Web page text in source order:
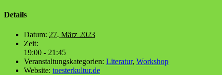
Details
Datum: 27. März 2023
Zeit:
19:00 - 21:45
Veranstaltungskategorien: Literatur, Workshop
Website: toesterkultur.de